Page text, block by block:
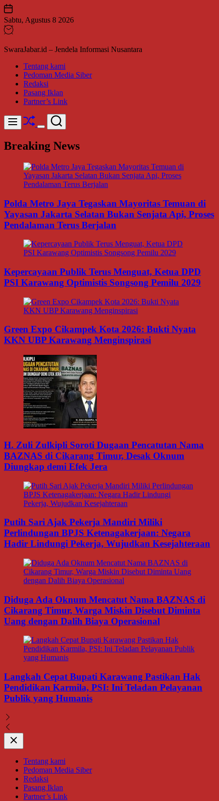
Skip
to
content
Sabtu, Agustus 8 2026
SwaraJabar.id – Jendela Informasi Nusantara
Tentang kami
Pedoman Media Siber
Redaksi
Pasang Iklan
Partner’s Link
Menu Shuffle
Switch
mode
Search
Breaking News
Polda Metro Jaya Tegaskan Mayoritas Temuan di
Yayasan Jakarta Selatan Bukan Senjata Api, Proses
Pendalaman Terus Berjalan
Kepercayaan Publik Terus Menguat, Ketua DPD
PSI Karawang Optimistis Songsong Pemilu 2029
Green Expo Cikampek Kota 2026: Bukti Nyata
KKN UBP Karawang Menginspirasi
H. Zuli Zulkipli Soroti Dugaan Pencatutan Nama
BAZNAS di Cikarang Timur, Desak Oknum
Diungkap demi Efek Jera
Putih Sari Ajak Pekerja Mandiri Miliki
Perlindungan BPJS Ketenagakerjaan: Negara
Hadir Lindungi Pekerja, Wujudkan Kesejahteraan
Diduga Ada Oknum Mencatut Nama BAZNAS di
Cikarang Timur, Warga Miskin Disebut Diminta
Uang dengan Dalih Biaya Operasional
Langkah Cepat Bupati Karawang Pastikan Hak
Pendidikan Karmila, PSI: Ini Teladan Pelayanan
Publik yang Humanis
Close
Tentang kami
Pedoman Media Siber
Redaksi
Pasang Iklan
Partner’s Link